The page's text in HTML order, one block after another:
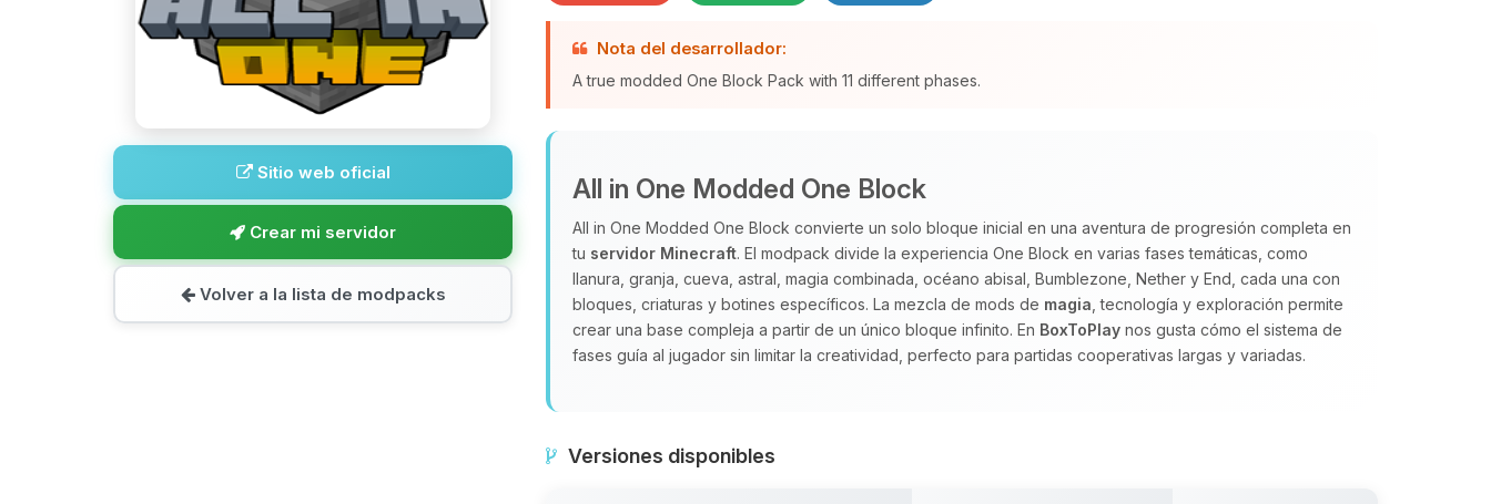
Sitio web oficial
Crear mi servidor
Volver a la lista de modpacks
Nota del desarrollador:
A true modded One Block Pack with 11 different phases.
All in One Modded One Block
All in One Modded One Block convierte un solo bloque inicial en una aventura de progresión completa en
tu servidor Minecraft. El modpack divide la experiencia One Block en varias fases temáticas, como
llanura, granja, cueva, astral, magia combinada, océano abisal, Bumblezone, Nether y End, cada una con
bloques, criaturas y botines específicos. La mezcla de mods de magia , tecnología y exploración permite
crear una base compleja a partir de un único bloque infinito. En BoxToPlay nos gusta cómo el sistema de
fases guía al jugador sin limitar la creatividad, perfecto para partidas cooperativas largas y variadas.
Versiones disponibles